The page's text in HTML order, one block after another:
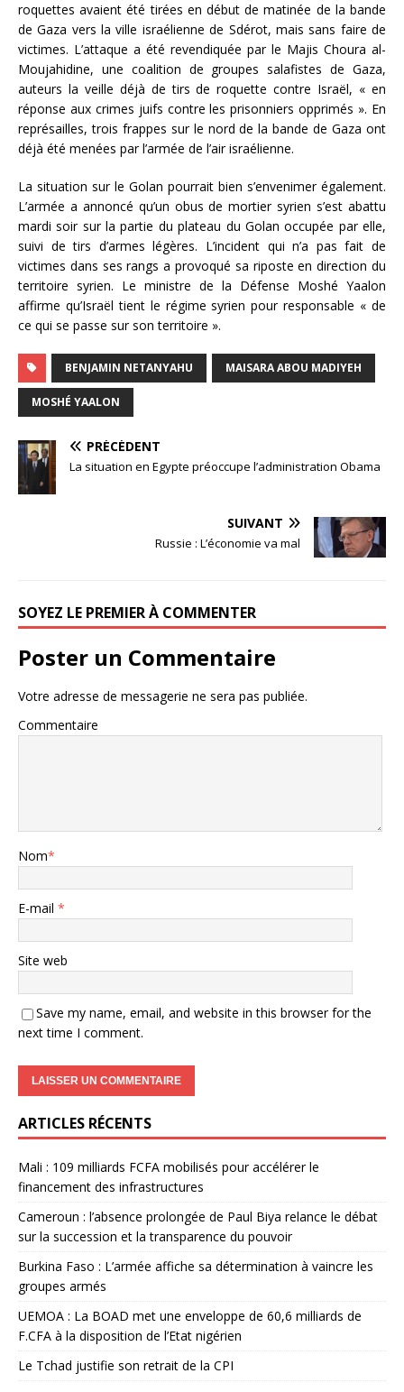
roquettes avaient été tirées en début de matinée de la bande
de Gaza vers la ville israélienne de Sdérot, mais sans faire de
victimes. L’attaque a été revendiquée par le Majis Choura al-
Moujahidine, une coalition de groupes salafistes de Gaza,
auteurs la veille déjà de tirs de roquette contre Israël, « en
réponse aux crimes juifs contre les prisonniers opprimés ». En
représailles, trois frappes sur le nord de la bande de Gaza ont
déjà été menées par l’armée de l’air israélienne.
La situation sur le Golan pourrait bien s’envenimer également.
L’armée a annoncé qu’un obus de mortier syrien s’est abattu
mardi soir sur la partie du plateau du Golan occupée par elle,
suivi de tirs d’armes légères. L’incident qui n’a pas fait de
victimes dans ses rangs a provoqué sa riposte en direction du
territoire syrien. Le ministre de la Défense Moshé Yaalon
affirme qu’Israël tient le régime syrien pour responsable « de
ce qui se passe sur son territoire ».
BENJAMIN NETANYAHU MAISARA ABOU MADIYEH
MOSHÉ YAALON
PRÉCÉDENT
La situation en Egypte préoccupe l’administration Obama
SUIVANT
Russie : L’économie va mal
SOYEZ LE PREMIER À COMMENTER
Poster un Commentaire
Votre adresse de messagerie ne sera pas publiée.
Commentaire
Nom*
E-mail *
Site web
Save my name, email, and website in this browser for the
next time I comment.
ARTICLES RÉCENTS
Mali : 109 milliards FCFA mobilisés pour accélérer le
financement des infrastructures
Cameroun : l’absence prolongée de Paul Biya relance le débat
sur la succession et la transparence du pouvoir
Burkina Faso : L’armée affiche sa détermination à vaincre les
groupes armés
UEMOA : La BOAD met une enveloppe de 60,6 milliards de
F.CFA à la disposition de l’Etat nigérien
Le Tchad justifie son retrait de la CPI